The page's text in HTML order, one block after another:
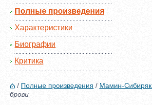
Полные произведения
Характеристики
Биографии
Критика
/ Полные произведения / Мамин-Сибиряк
брови